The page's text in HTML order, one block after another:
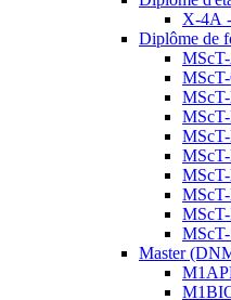
X-4A
Diplôme de
Master